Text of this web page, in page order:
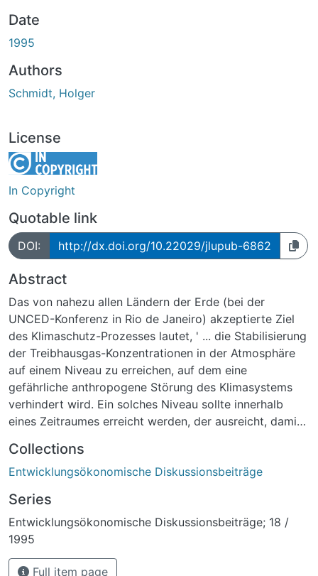
Date
1995
Authors
Schmidt, Holger
License
In Copyright
Quotable link
DOI: http://dx.doi.org/10.22029/jlupub-6862
Abstract
Das von nahezu allen Ländern der Erde (bei der
UNCED-Konferenz in Rio de Janeiro) akzeptierte Ziel
des Klimaschutz-Prozesses lautet, ' ... die Stabilisierung
der Treibhausgas-Konzentrationen in der Atmosphäre
auf einem Niveau zu erreichen, auf dem eine
gefährliche anthropogene Störung des Klimasystems
verhindert wird. Ein solches Niveau sollte innerhalb
eines Zeitraumes erreicht werden, der ausreicht, damit
Klimaänderungen anpassen können, die
Nahrungsmittelerzeugung nicht bedroht wird und die
fortgeführt werden kann.' (Art. 2 des
Rahmenübereinkommens der Vereinten Nationen über
Klimaänderungen [Klimarahmenkonvention])1. Seit der
Akzeptanz dieses Zieles sind mehr als drei Jahre
Collections
Entwicklungsökonomische Diskussionsbeiträge
Series
Entwicklungsökonomische Diskussionsbeiträge; 18 /
1995
Full item page